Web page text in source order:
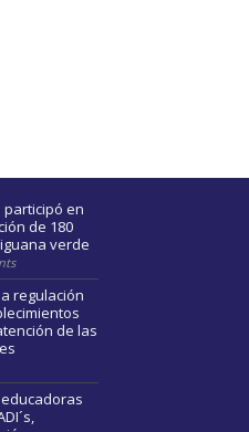
participó en
de 180
verde
regulación
de las